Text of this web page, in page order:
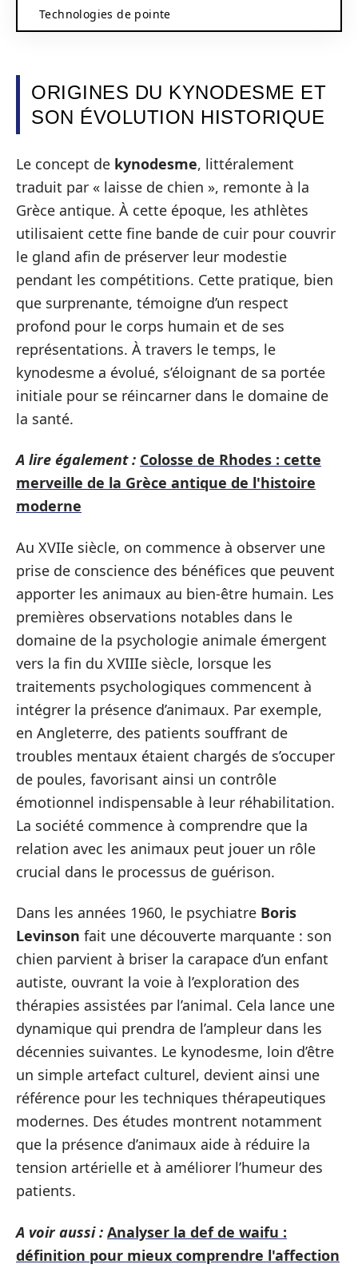
Technologies de pointe
ORIGINES DU KYNODESME ET
SON ÉVOLUTION HISTORIQUE
Le concept de kynodesme, littéralement
traduit par « laisse de chien », remonte à la
Grèce antique. À cette époque, les athlètes
utilisaient cette fine bande de cuir pour couvrir
le gland afin de préserver leur modestie
pendant les compétitions. Cette pratique, bien
que surprenante, témoigne d’un respect
profond pour le corps humain et de ses
représentations. À travers le temps, le
kynodesme a évolué, s’éloignant de sa portée
initiale pour se réincarner dans le domaine de
la santé.
A lire également : Colosse de Rhodes : cette
merveille de la Grèce antique de l'histoire
moderne
Au XVIIe siècle, on commence à observer une
prise de conscience des bénéfices que peuvent
apporter les animaux au bien-être humain. Les
premières observations notables dans le
domaine de la psychologie animale émergent
vers la fin du XVIIIe siècle, lorsque les
traitements psychologiques commencent à
intégrer la présence d’animaux. Par exemple,
en Angleterre, des patients souffrant de
troubles mentaux étaient chargés de s’occuper
de poules, favorisant ainsi un contrôle
émotionnel indispensable à leur réhabilitation.
La société commence à comprendre que la
relation avec les animaux peut jouer un rôle
crucial dans le processus de guérison.
Dans les années 1960, le psychiatre Boris
Levinson fait une découverte marquante : son
chien parvient à briser la carapace d’un enfant
autiste, ouvrant la voie à l’exploration des
thérapies assistées par l’animal. Cela lance une
dynamique qui prendra de l’ampleur dans les
décennies suivantes. Le kynodesme, loin d’être
un simple artefact culturel, devient ainsi une
référence pour les techniques thérapeutiques
modernes. Des études montrent notamment
que la présence d’animaux aide à réduire la
tension artérielle et à améliorer l’humeur des
patients.
A voir aussi : Analyser la def de waifu :
définition pour mieux comprendre l'affection